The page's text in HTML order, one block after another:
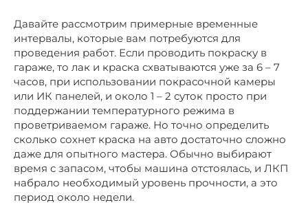
Давайте рассмотрим примерные временные
интервалы, которые вам потребуются для
проведения работ. Если проводить покраску в
гараже, то лак и краска схватываются уже за 6 – 7
часов, при использовании покрасочной камеры
или ИК панелей, и около 1 – 2 суток просто при
поддержании температурного режима в
проветриваемом гараже. Но точно определить
сколько сохнет краска на авто достаточно сложно
даже для опытного мастера. Обычно выбирают
время с запасом, чтобы машина отстоялась, и ЛКП
набрало необходимый уровень прочности, а это
период около недели.